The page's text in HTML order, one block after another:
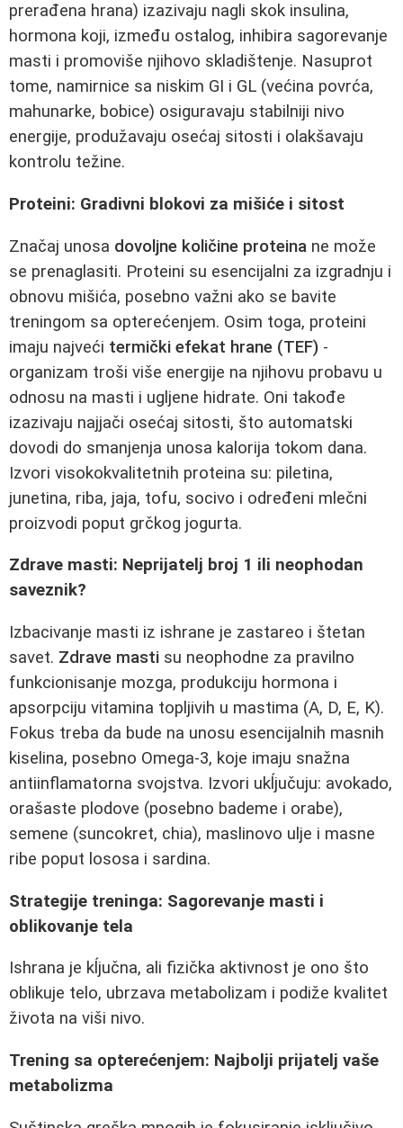
prerađena hrana) izazivaju nagli skok insulina,
hormona koji, između ostalog, inhibira sagorevanje
masti i promoviše njihovo skladištenje. Nasuprot
tome, namirnice sa niskim GI i GL (većina povrća,
mahunarke, bobice) osiguravaju stabilniji nivo
energije, produžavaju osećaj sitosti i olakšavaju
kontrolu težine.
Proteini: Gradivni blokovi za mišiće i sitost
Značaj unosa dovoljne količine proteina ne može
se prenaglasiti. Proteini su esencijalni za izgradnju i
obnovu mišića, posebno važni ako se bavite
treningom sa opterećenjem. Osim toga, proteini
imaju najveći termički efekat hrane (TEF) -
organizam troši više energije na njihovu probavu u
odnosu na masti i ugljene hidrate. Oni takođe
izazivaju najjači osećaj sitosti, što automatski
dovodi do smanjenja unosa kalorija tokom dana.
Izvori visokokvalitetnih proteina su: piletina,
junetina, riba, jaja, tofu, socivo i određeni mlečni
proizvodi poput grčkog jogurta.
Zdrave masti: Neprijatelj broj 1 ili neophodan
saveznik?
Izbacivanje masti iz ishrane je zastareo i štetan
savet. Zdrave masti su neophodne za pravilno
funkcionisanje mozga, produkciju hormona i
apsorpciju vitamina topljivih u mastima (A, D, E, K).
Fokus treba da bude na unosu esencijalnih masnih
kiselina, posebno Omega-3, koje imaju snažna
antiinflamatorna svojstva. Izvori ukĺjučuju: avokado,
orašaste plodove (posebno bademe i orabe),
semene (suncokret, chia), maslinovo ulje i masne
ribe poput lososa i sardina.
Strategije treninga: Sagorevanje masti i
oblikovanje tela
Ishrana je kĺjučna, ali fizička aktivnost je ono što
oblikuje telo, ubrzava metabolizam i podiže kvalitet
života na viši nivo.
Trening sa opterećenjem: Najbolji prijatelj vaše
metabolizma